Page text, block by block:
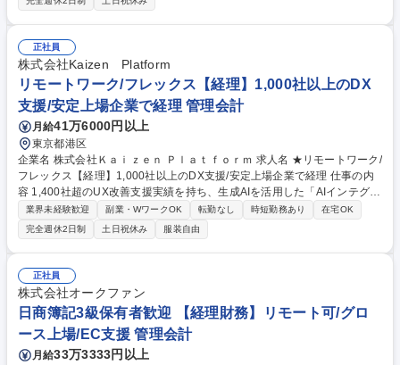
決算■四半期決算■月次決算 ■管理組織のマネジメント■連結決算■予算管理
など 【入社1年後以降にお任せしたい業務】経理実務にとどまらず、経営
全体を数字で把握し、経営会議での意思決定をサポートいただきます。経
理部門の重要な責任者として組織を牽引し、管理会計の整備を進めなが
ら、経営判断を支援していただくことを期待しています。 募集職種 【大
阪/経理財務】ベテラン歓迎/経理部長候補/本社勤務/年休126日/土日祝休
正社員
株式会社Kaizen Platform
リモートワーク/フレックス【経理】1,000社以上のDX
支援/安定上場企業で経理 管理会計
月給41万6000円以上
東京都港区
企業名 株式会社Ｋａｉｚｅｎ Ｐｌａｔｆｏｒｍ 求人名 ★リモートワーク/
フレックス【経理】1,000社以上のDX支援/安定上場企業で経理 仕事の内
容 1,400社超のUX改善支援実績を持ち、生成AIを活用した「AIインテグレ
ーター」として急成長を遂げる当社にて、経理業務をご担当いただきま
す。月次・年次決算などの基幹業務に加え、将来的には連結決算や開示、
M&A 支援など、上場企業ならではの広範なキャリアを築けるポジション
です。■月次・四半期・年次決算業務（本社・グループ） ■監査法人対応 ■
経理財務面での課題抽出と改善提案 ■連結決算や開示業務への挑戦 ■J-SO
X体制の運用改善【仕事の魅力】年次を問わず裁量が大きく、定型業務に
留まらない「攻めの経理」を経験できます。最新のAIツールを日常的に活
用でき、業務効率化や組織構築に主体的に関われる刺激的な環境です 募集
職種 ★リモートワーク/フレックス【経理】1,000社以上のDX支援/安定上
場企業で経理
業界未経験歓迎 副業・WワークOK 転勤なし 時短勤務あり
在宅OK
完全週休2日制
土日祝休み 服装自由
正社員
株式会社オークファン
日商簿記3級保有者歓迎 【経理財務】リモート可/グロ
ース上場/EC支援 管理会計
月給33万3333円以上